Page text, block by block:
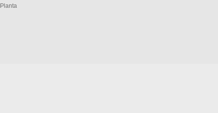
Planta